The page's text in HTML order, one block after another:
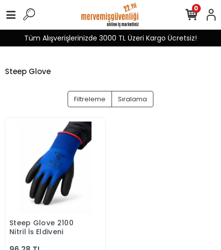
Tüm Alışverişlerinizde 3000 TL Üzeri Kargo Ücretsiz!
0
Steep Glove
Filtreleme Sıralama
Sepete Ekle
Steep Glove 2100
Nitril İş Eldiveni